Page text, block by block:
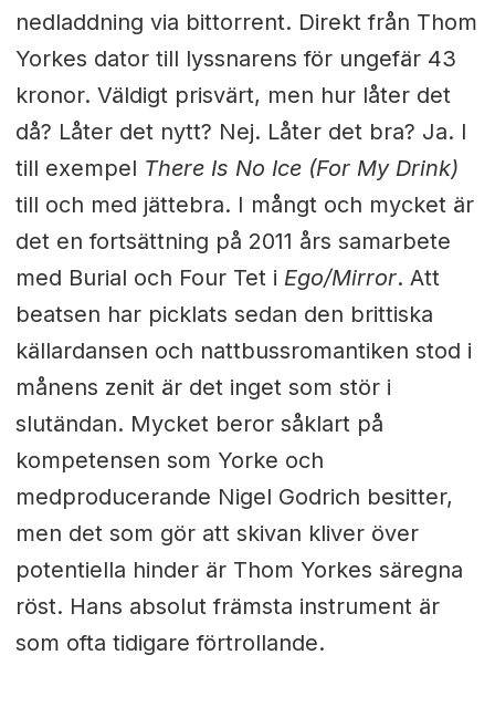
nedladdning via bittorrent. Direkt från Thom
Yorkes dator till lyssnarens för ungefär 43
kronor. Väldigt prisvärt, men hur låter det
då? Låter det nytt? Nej. Låter det bra? Ja. I
till exempel There Is No Ice (For My Drink)
till och med jättebra. I mångt och mycket är
det en fortsättning på 2011 års samarbete
med Burial och Four Tet i Ego/Mirror. Att
beatsen har picklats sedan den brittiska
källardansen och nattbussromantiken stod i
månens zenit är det inget som stör i
slutändan. Mycket beror såklart på
kompetensen som Yorke och
medproducerande Nigel Godrich besitter,
men det som gör att skivan kliver över
potentiella hinder är Thom Yorkes säregna
röst. Hans absolut främsta instrument är
som ofta tidigare förtrollande.